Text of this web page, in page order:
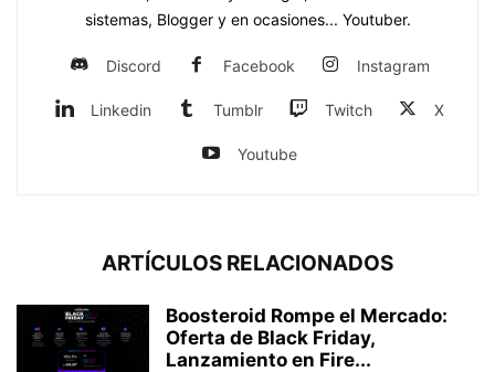
sistemas, Blogger y en ocasiones... Youtuber.
Discord Facebook Instagram
Linkedin Tumblr Twitch X
Youtube
ARTÍCULOS RELACIONADOS
Boosteroid Rompe el Mercado:
Oferta de Black Friday,
Lanzamiento en Fire...